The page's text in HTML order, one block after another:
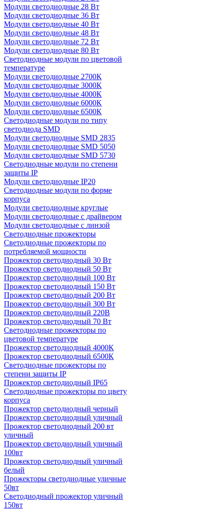
Модули светодиодные 28 Вт
Модули светодиодные 36 Вт
Модули светодиодные 40 Вт
Модули светодиодные 48 Вт
Модули светодиодные 72 Вт
Модули светодиодные 80 Вт
Светодиодные модули по цветовой
температуре
Модули светодиодные 2700К
Модули светодиодные 3000К
Модули светодиодные 4000К
Модули светодиодные 6000К
Модули светодиодные 6500К
Светодиодные модули по типу
светодиода SMD
Модули светодиодные SMD 2835
Модули светодиодные SMD 5050
Модули светодиодные SMD 5730
Светодиодные модули по степени
защиты IP
Модули светодиодные IP20
Светодиодные модули по форме
корпуса
Модули светодиодные круглые
Модули светодиодные с драйвером
Модули светодиодные с линзой
Светодиодные прожекторы
Светодиодные прожекторы по
потребляемой мощности
Прожектор светодиодный 30 Вт
Прожектор светодиодный 50 Вт
Прожектор светодиодный 100 Вт
Прожектор светодиодный 150 Вт
Прожектор светодиодный 200 Вт
Прожектор светодиодный 300 Вт
Прожектор светодиодный 220В
Прожектор светодиодный 70 Вт
Светодиодные прожекторы по
цветовой температуре
Прожектор светодиодный 4000К
Прожектор светодиодный 6500К
Светодиодные прожекторы по
степени защиты IP
Прожектор светодиодный IP65
Светодиодные прожекторы по цвету
корпуса
Прожектор светодиодный черный
Прожектор светодиодный уличный
Прожектор светодиодный 200 вт
уличный
Прожектор светодиодный уличный
100вт
Прожектор светодиодный уличный
белый
Прожекторы светодиодные уличные
50вт
Светодиодный прожектор уличный
150вт